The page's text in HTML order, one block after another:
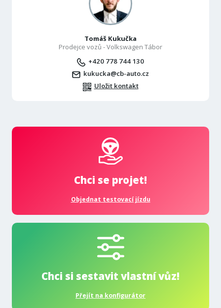
Tomáš Kukučka
Prodejce vozů - Volkswagen Tábor
+420 778 744 130
kukucka@cb-auto.cz
Uložit kontakt
Chci se projet!
Objednat testovací jízdu
Chci si sestavit vlastní vůz!
Přejít na konfigurátor